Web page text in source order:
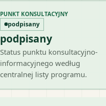
PUNKT KONSULTACYJNY
podpisany
podpisany
Status punktu konsultacyjno-
informacyjnego według
centralnej listy programu.